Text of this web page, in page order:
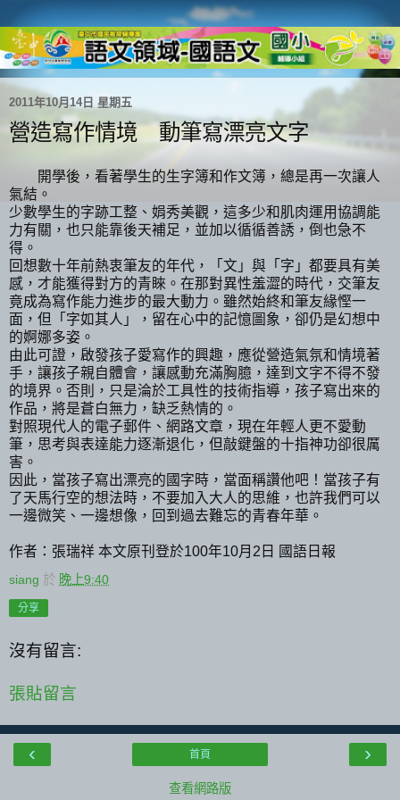
2011年10月14日 星期五
營造寫作情境 動筆寫漂亮文字
開學後，看著學生的生字簿和作文簿，總是再一次讓人
氣結。
少數學生的字跡工整、娟秀美觀，這多少和肌肉運用協調能
力有關，也只能靠後天補足，並加以循循善誘，倒也急不
得。
回想數十年前熱衷筆友的年代，「文」與「字」都要具有美
感，才能獲得對方的青睞。在那對異性羞澀的時代，交筆友
竟成為寫作能力進步的最大動力。雖然始終和筆友緣慳一
面，但「字如其人」，留在心中的記憶圖象，卻仍是幻想中
的婀娜多姿。
由此可證，啟發孩子愛寫作的興趣，應從營造氣氛和情境著
手，讓孩子親自體會，讓感動充滿胸臆，達到文字不得不發
的境界。否則，只是淪於工具性的技術指導，孩子寫出來的
作品，將是蒼白無力，缺乏熱情的。
對照現代人的電子郵件、網路文章，現在年輕人更不愛動
筆，思考與表達能力逐漸退化，但敲鍵盤的十指神功卻很厲
害。
因此，當孩子寫出漂亮的國字時，當面稱讚他吧！當孩子有
了天馬行空的想法時，不要加入大人的思維，也許我們可以
一邊微笑、一邊想像，回到過去難忘的青春年華。
作者：張瑞祥 本文原刊登於100年10月2日 國語日報
siang 於 晚上9:40
分享
沒有留言:
張貼留言
‹ ›
首頁
查看網路版